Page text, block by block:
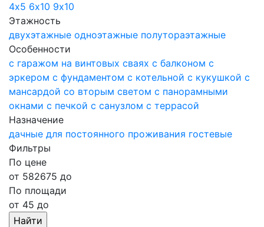
4х5 6х10 9х10
Этажность
двухэтажные одноэтажные полутораэтажные
Особенности
с гаражом на винтовых сваях с балконом с
эркером с фундаментом с котельной с кукушкой с
мансардой со вторым светом с панорамными
окнами с печкой с санузлом с террасой
Назначение
дачные для постоянного проживания гостевые
Фильтры
По цене
от 582675 до
По площади
от 45 до